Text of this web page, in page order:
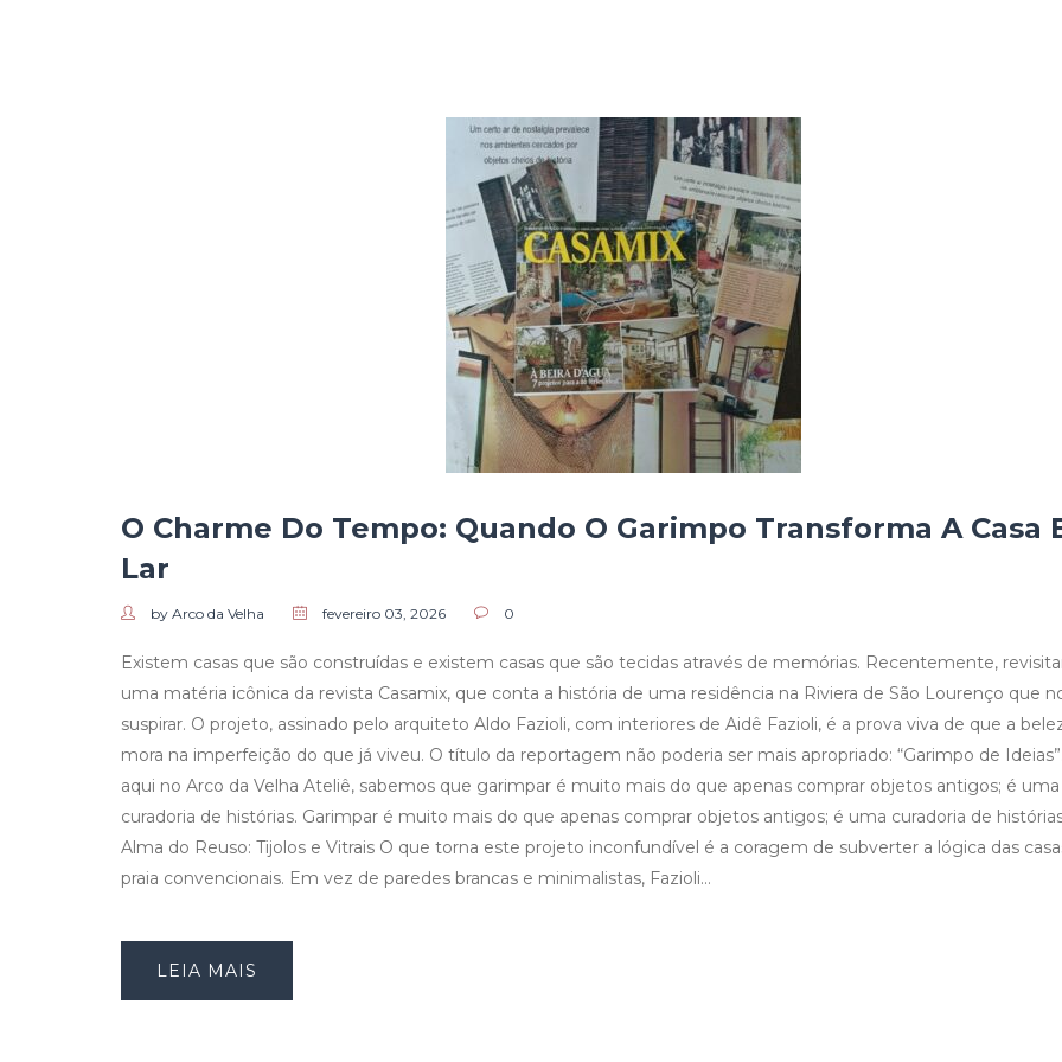
O Charme Do Tempo: Quando O Garimpo Transforma A Casa
Lar
by Arco da Velha fevereiro 03, 2026 0
Existem casas que são construídas e existem casas que são tecidas através de memórias. Recentemente,
uma matéria icônica da revista Casamix, que conta a história de uma residência na Riviera de São Lourenço que
suspirar. O projeto, assinado pelo arquiteto Aldo Fazioli, com interiores de Aidê Fazioli, é a prova viva de que a
mora na imperfeição do que já viveu. O título da reportagem não poderia ser mais apropriado: “Garimpo de
aqui no Arco da Velha Ateliê, sabemos que garimpar é muito mais do que apenas comprar objetos antigos; é uma
curadoria de histórias. Garimpar é muito mais do que apenas comprar objetos antigos; é uma curadoria de
Alma do Reuso: Tijolos e Vitrais O que torna este projeto inconfundível é a coragem de subverter a lógica das
praia convencionais. Em vez de paredes brancas e minimalistas, Fazioli…
LEIA MAIS